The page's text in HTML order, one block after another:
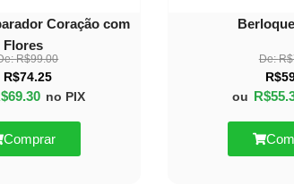
Coração com
Flores
R$99.00
R$74.25
69.30 no PIX
Comprar
De:R$
R$
ou R$